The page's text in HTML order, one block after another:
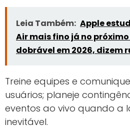
Leia Também: Apple
Air mais fino já no
dobrável em 2026, dizem
Treine equipes e
usuários; planeje
eventos ao vivo quando a
inevitável.